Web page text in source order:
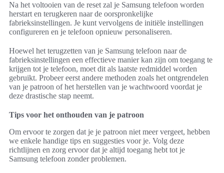
Na het voltooien van de reset zal je Samsung telefoon worden
herstart en terugkeren naar de oorspronkelijke
fabrieksinstellingen. Je kunt vervolgens de initiële instellingen
configureren en je telefoon opnieuw personaliseren.
Hoewel het terugzetten van je Samsung telefoon naar de
fabrieksinstellingen een effectieve manier kan zijn om toegang te
krijgen tot je telefoon, moet dit als laatste redmiddel worden
gebruikt. Probeer eerst andere methoden zoals het ontgrendelen
van je patroon of het herstellen van je wachtwoord voordat je
deze drastische stap neemt.
Tips voor het onthouden van je patroon
Om ervoor te zorgen dat je je patroon niet meer vergeet, hebben
we enkele handige tips en suggesties voor je. Volg deze
richtlijnen en zorg ervoor dat je altijd toegang hebt tot je
Samsung telefoon zonder problemen.